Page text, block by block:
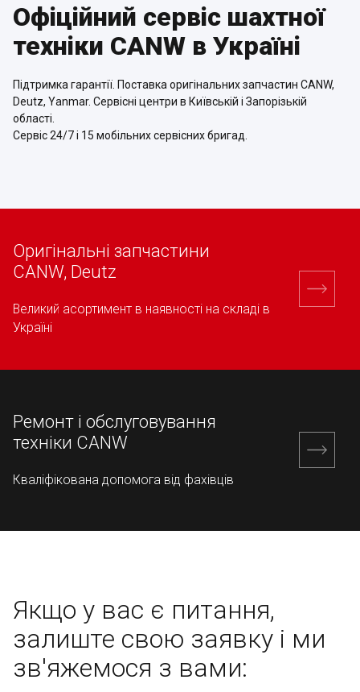
Офіційний сервіс шахтної
техніки CANW в Україні
Підтримка гарантії. Поставка оригінальних запчастин CANW,
Deutz, Yanmar. Сервісні центри в Київській і Запорізькій
області.
Сервіс 24/7 і 15 мобільних сервісних бригад.
Оригінальні запчастини
CANW, Deutz
Великий асортимент в наявності на складі в
Україні
Ремонт і обслуговування
техніки CANW
Кваліфікована допомога від фахівців
Якщо у вас є питання,
залиште свою заявку і ми
зв'яжемося з вами: